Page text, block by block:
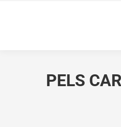
PELS